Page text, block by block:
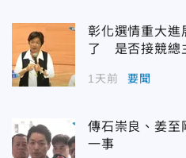
彰化選情重大進
了 是否接競總
1天前 要聞
傳石崇良、姜
一事